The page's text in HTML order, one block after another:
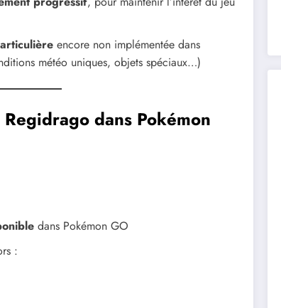
encore non implémentée dans
météo uniques, objets spéciaux…)
dans Pokémon
dans Pokémon GO
: